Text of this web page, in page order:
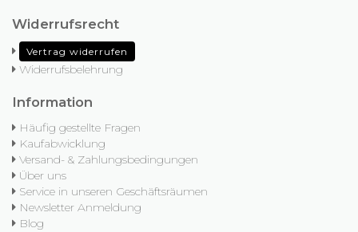
Widerrufsrecht
Vertrag widerrufen
Widerrufsbelehrung
Information
Häufig gestellte Fragen
Kaufabwicklung
Versand- & Zahlungsbedingungen
Über uns
Service in unseren Geschäftsräumen
Newsletter Anmeldung
Blog